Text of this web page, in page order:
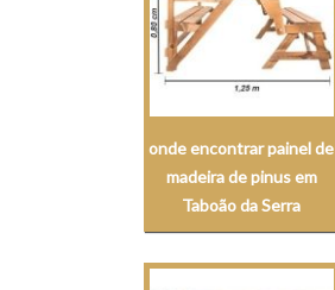
onde encontrar painel de
madeira de pinus em
Taboão da Serra